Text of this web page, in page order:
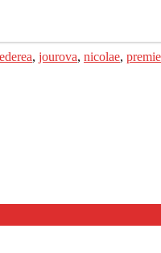
, jourova, nicolae,